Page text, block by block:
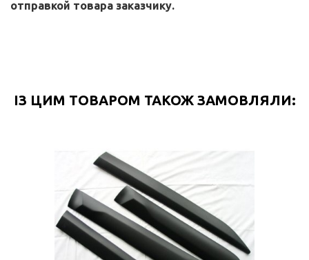
отправкой товара заказчику.
ІЗ ЦИМ ТОВАРОМ ТАКОЖ ЗАМОВЛЯЛИ: